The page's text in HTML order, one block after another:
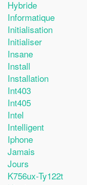
Hybride
Informatique
Initialisation
Initialiser
Insane
Install
Installation
Int403
Int405
Intel
Intelligent
Iphone
Jamais
Jours
K756ux-Ty122t